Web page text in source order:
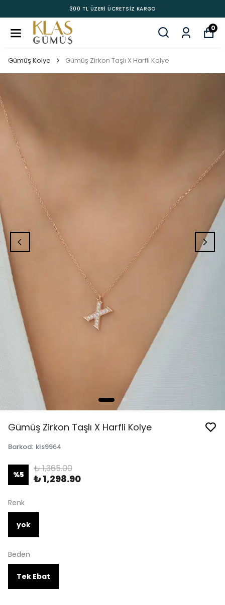
300 TL ÜZERİ ÜCRETSİZ KARGO
0
Gümüş Kolye Gümüş Zirkon Taşlı X Harfli Kolye
Gümüş Zirkon Taşlı X Harfli Kolye
Barkod: kls9964
%5
₺ 1,365.00
₺ 1,298.90
Renk
yok
Beden
Tek Ebat